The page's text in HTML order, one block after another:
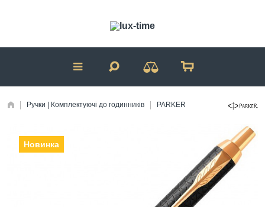
Ручки | Комплектуючі до годинників PARKER
Новинка